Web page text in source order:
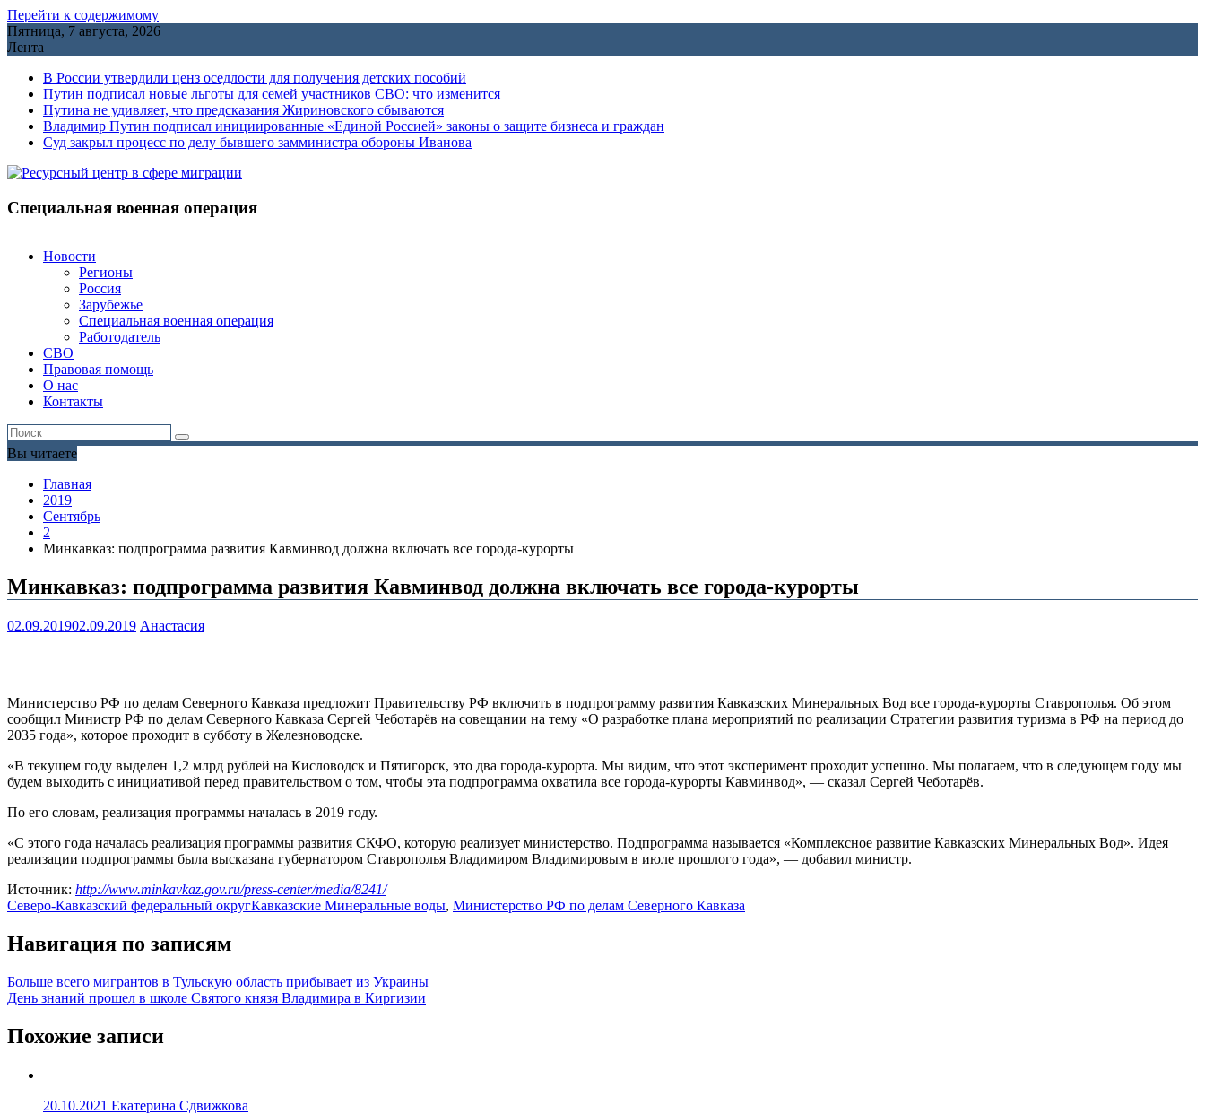
Перейти к содержимому
Пятница, 7 августа, 2026
Лента
В России утвердили ценз оседлости для получения детских пособий
Путин подписал новые льготы для семей участников СВО: что изменится
Путина не удивляет, что предсказания Жириновского сбываются
Владимир Путин подписал инициированные «Единой Россией» законы о защите бизнеса и граждан
Cуд закрыл процесс по делу бывшего замминистра обороны Иванова
Специальная военная операция
Новости
Регионы
Россия
Зарубежье
Специальная военная операция
Работодатель
СВО
Правовая помощь
О нас
Контакты
Вы читаете
Главная
2019
Сентябрь
2
Минкавказ: подпрограмма развития Кавминвод должна включать все города-курорты
Минкавказ: подпрограмма развития Кавминвод должна включать все города-курорты
02.09.201902.09.2019 Анастасия
Министерство РФ по делам Северного Кавказа предложит Правительству РФ включить в подпрограмму развития Кавказских Минеральных Вод все города-курорты Ставрополья. Об этом
сообщил Министр РФ по делам Северного Кавказа Сергей Чеботарёв на совещании на тему «О разработке плана мероприятий по реализации Стратегии развития туризма в РФ на период до
2035 года», которое проходит в субботу в Железноводске.
«В текущем году выделен 1,2 млрд рублей на Кисловодск и Пятигорск, это два города-курорта. Мы видим, что этот эксперимент проходит успешно. Мы полагаем, что в следующем году мы
будем выходить с инициативой перед правительством о том, чтобы эта подпрограмма охватила все города-курорты Кавминвод», — сказал Сергей Чеботарёв.
По его словам, реализация программы началась в 2019 году.
«С этого года началась реализация программы развития СКФО, которую реализует министерство. Подпрограмма называется «Комплексное развитие Кавказских Минеральных Вод». Идея
реализации подпрограммы была высказана губернатором Ставрополья Владимиром Владимировым в июле прошлого года», — добавил министр.
Источник: http://www.minkavkaz.gov.ru/press-center/media/8241/
Северо-Кавказский федеральный округКавказские Минеральные воды, Министерство РФ по делам Северного Кавказа
Навигация по записям
Больше всего мигрантов в Тульскую область прибывает из Украины
День знаний прошел в школе Святого князя Владимира в Киргизии
Похожие записи
20.10.2021 Екатерина Сдвижкова